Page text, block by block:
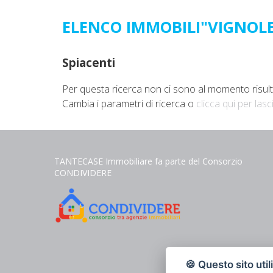
ELENCO
Spiacenti
Per questa ricerca non ci sono al momento
Cambia i parametri di ricerca o clicca qui per
TANTECASE Immobiliare fa parte del Consorzio
CONDIVIDERE
🍪 Questo sito